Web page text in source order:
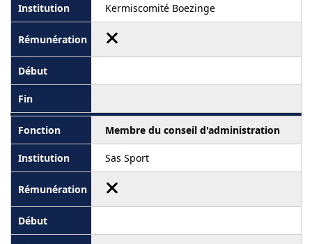
Kermiscomité Boezinge
Membre du conseil d'administration
Sas Sport